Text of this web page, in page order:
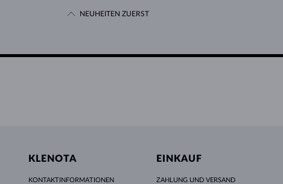
NEUHEITEN ZUERST
KLENOTA
KONTAKTINFORMATIONEN
EINKAUF
ZAHLUNG UND VERSAND